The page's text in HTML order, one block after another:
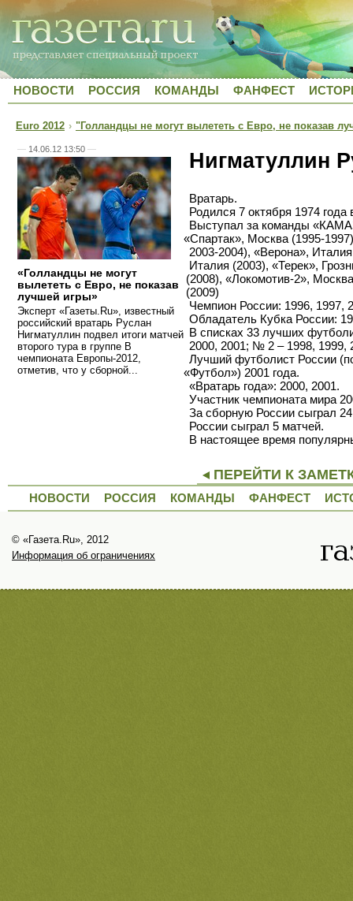
НОВОСТИ РОССИЯ КОМАНДЫ ФАНФЕСТ
Euro 2012 › "Голландцы не могут вылететь с Евро, не показав
Нигматуллин
Вратарь.
Родился 7 октября 1974 года
Выступал за команды «
«Спартак», Москва (1995-
2003-2004), «Верона», Италия
Италия (2003), «Терек»,
(2008), «Локомотив-2»,
(2009)
Чемпион России: 1996, 1997,
Обладатель Кубка России:
В списках 33 лучших
2000, 2001; № 2 – 1998, 1999,
Лучший футболист России (
«Футбол») 2001 года.
«Вратарь года»: 2000, 2001.
Участник чемпионата мира
За сборную России сыграл
России сыграл 5 матчей.
В настоящее время
ПЕРЕЙТИ К
— 14.06.12 13:50 —
«Голландцы не могут
вылететь с Евро, не показав
лучшей игры»
Эксперт «Газеты.Ru», известный
российский вратарь Руслан
Нигматуллин подвел итоги матчей
второго тура в группе В
чемпионата Европы-2012,
отметив, что у сборной...
НОВОСТИ РОССИЯ КОМАНДЫ ФАНФЕСТ
© «Газета.Ru», 2012
Информация об ограничениях